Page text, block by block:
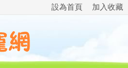
加入收藏
設為首頁